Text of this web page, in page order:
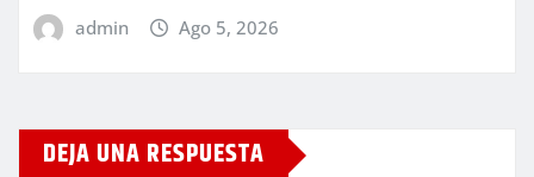
admin Ago 5, 2026
DEJA UNA RESPUESTA